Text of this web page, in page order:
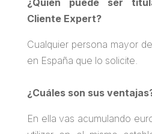
Cliente Expert?
Cualquier persona mayor
en España que lo solicite.
¿Cuáles son sus
En ella vas acumulando